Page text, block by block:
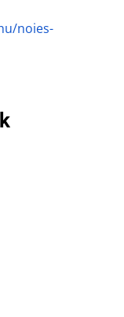
noies-